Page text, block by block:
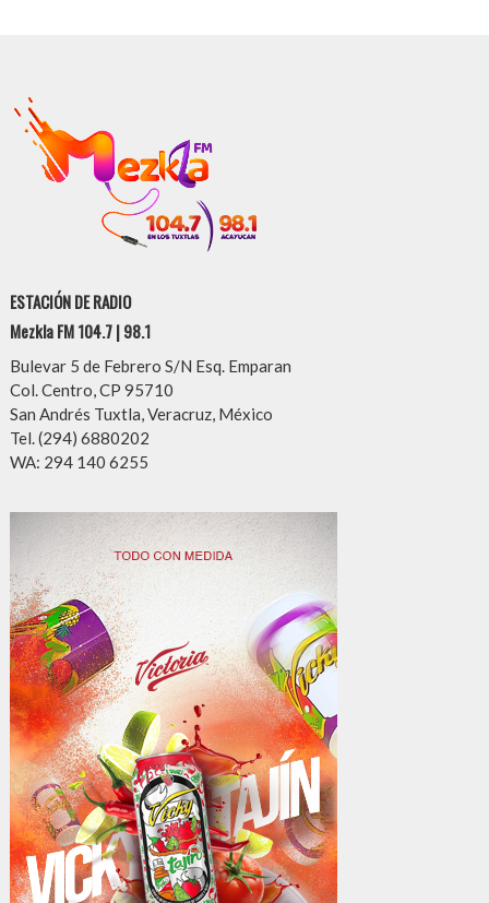
ESTACIÓN DE RADIO
Mezkla FM 104.7 | 98.1
Bulevar 5 de Febrero S/N Esq. Emparan
Col. Centro, CP 95710
San Andrés Tuxtla, Veracruz, México
Tel. (294) 6880202
WA: 294 140 6255